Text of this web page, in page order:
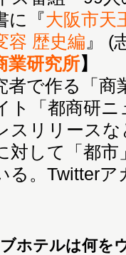
に『大阪市天
容 歴史編 』 (
業研究所】
者で作る「商
ト「都商研
スリリース
対して「都
る。Twitterア
ホテルは何を